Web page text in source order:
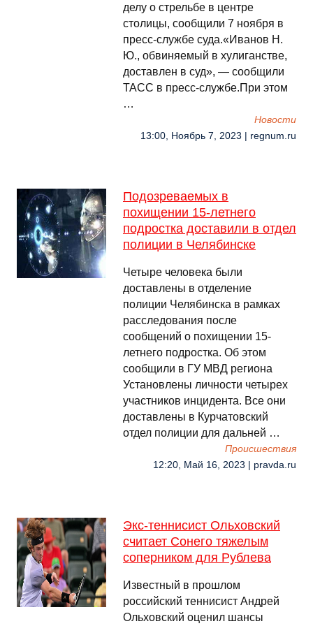
делу о стрельбе в центре
столицы, сообщили 7 ноября в
пресс-службе суда.«Иванов Н.
Ю., обвиняемый в хулиганстве,
доставлен в суд», — сообщили
ТАСС в пресс-службе.При этом
…
Новости
13:00, Ноябрь 7, 2023 | regnum.ru
Подозреваемых в
похищении 15-летнего
подростка доставили в отдел
полиции в Челябинске
Четыре человека были
доставлены в отделение
полиции Челябинска в рамках
расследования после
сообщений о похищении 15-
летнего подростка. Об этом
сообщили в ГУ МВД региона
Установлены личности четырех
участников инцидента. Все они
доставлены в Курчатовский
отдел полиции для дальней …
Происшествия
12:20, Май 16, 2023 | pravda.ru
Экс-теннисист Ольховский
считает Сонего тяжелым
соперником для Рублева
Известный в прошлом
российский теннисист Андрей
Ольховский оценил шансы